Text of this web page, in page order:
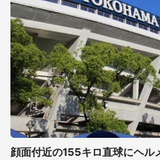
顔面付近の155キロ直球にヘル